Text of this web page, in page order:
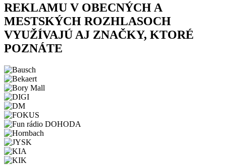
REKLAMU V OBECNÝCH A
MESTSKÝCH ROZHLASOCH
VYUŽÍVAJÚ AJ ZNAČKY, KTORÉ
POZNÁTE